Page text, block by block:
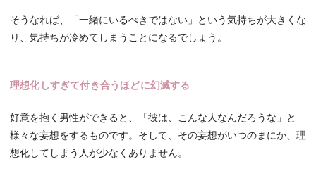
そうなれば、「一緒にいるべきではない」という気持ちが大きくな
り、気持ちが冷めてしまうことになるでしょう。
理想化しすぎて付き合うほどに幻滅する
好意を抱く男性ができると、「彼は、こんな人なんだろうな」と
様々な妄想をするものです。そして、その妄想がいつのまにか、理
想化してしまう人が少なくありません。